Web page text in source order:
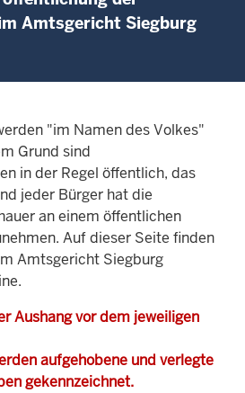
Amtsgericht Siegburg
"im Namen des Volkes"
Grund sind
in der Regel öffentlich, das
jeder Bürger hat die
an einem öffentlichen
Auf dieser Seite finden
Amtsgericht Siegburg
Aushang vor dem jeweiligen
aufgehobene und verlegte
gekennzeichnet.